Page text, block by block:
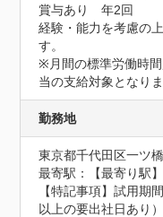
賞与あり　年2回
経験・能力を考慮の
す。
※月間の標準労働時
当の支給対象となりま
勤務地
東京都千代田区一ツ
最寄駅：【最寄り駅
【特記事項】試用期
以上の要出社日あり）